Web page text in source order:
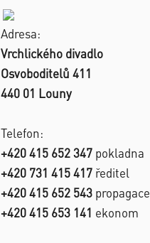
Adresa:
Vrchlického divadlo
Osvoboditelů 411
440 01 Louny
Telefon:
+420 415 652 347 pokladna
+420 731 415 417 ředitel
+420 415 652 543 propagace
+420 415 653 141 ekonom